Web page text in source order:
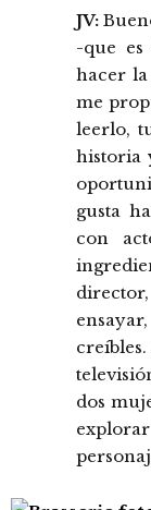
JV:
-que
hacer
me
leerlo,
historia
gusta
con
dos